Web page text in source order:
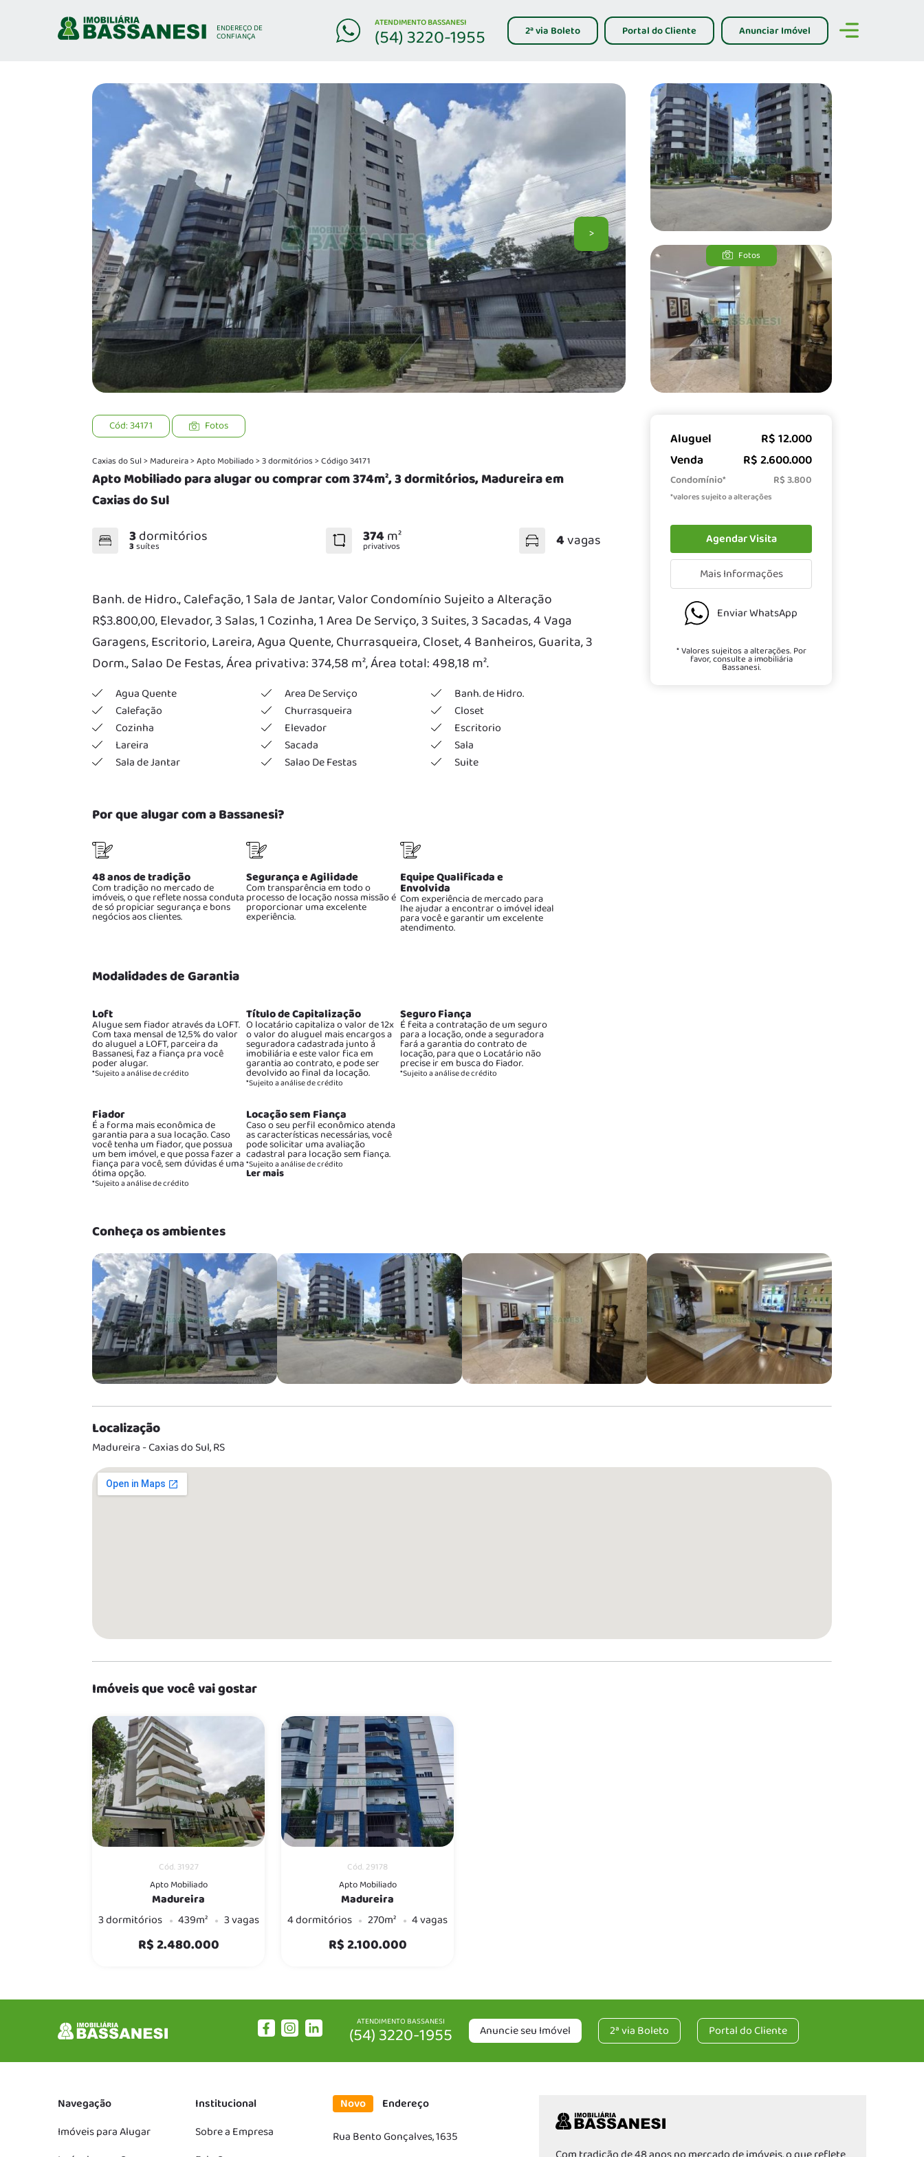
ENDEREÇO DE
CONFIANÇA
ATENDIMENTO BASSANESI
(54) 3220-1955 2ª via Boleto Portal do Cliente Anunciar Imóvel
>
Fotos
Cód: 34171 Fotos
Caxias do Sul>Madureira>Apto Mobiliado>3 dormitórios>Código 34171
Apto Mobiliado para alugar ou comprar com 374m², 3 dormitórios, Madureira em
Caxias do Sul
3dormitórios
3suítes 374m²
privativos 4vagas
Banh. de Hidro., Calefação, 1 Sala de Jantar, Valor Condomínio Sujeito a Alteração
R$3.800,00, Elevador, 3 Salas, 1 Cozinha, 1 Area De Serviço, 3 Suites, 3 Sacadas, 4 Vaga
Garagens, Escritorio, Lareira, Agua Quente, Churrasqueira, Closet, 4 Banheiros, Guarita, 3
Dorm., Salao De Festas, Área privativa: 374,58 m², Área total: 498,18 m².
Agua Quente Area De Serviço
Banh. de Hidro.
Calefação
Churrasqueira
Closet
Cozinha
Elevador
Escritorio
Lareira
Sacada
Sala
Sala de Jantar
Salao De Festas Suite
Por que alugar com a Bassanesi?
48 anos de tradição
Com tradição no mercado de
imóveis, o que reflete nossa conduta
de só propiciar segurança e bons
negócios aos clientes.
Segurança e Agilidade
Com transparência em todo o
processo de locação nossa missão é
proporcionar uma excelente
experiência.
Equipe Qualificada e
Envolvida
Com experiência de mercado para
lhe ajudar a encontrar o imóvel ideal
para você e garantir um excelente
atendimento.
Modalidades de Garantia
Loft
Alugue sem fiador através da LOFT.
Com taxa mensal de 12,5% do valor
do aluguel a LOFT, parceira da
Bassanesi, faz a fiança pra você
poder alugar.
*Sujeito a análise de crédito
Título de Capitalização
O locatário capitaliza o valor de 12x
o valor do aluguel mais encargos a
seguradora cadastrada junto á
imobiliária e este valor fica em
garantia ao contrato, e pode ser
devolvido ao final da locação.
*Sujeito a análise de crédito
Seguro Fiança
É feita a contratação de um seguro
para a locação, onde a seguradora
fará a garantia do contrato de
locação, para que o Locatário não
precise ir em busca do Fiador.
*Sujeito a análise de crédito
Fiador
É a forma mais econômica de
garantia para a sua locação. Caso
você tenha um fiador, que possua
um bem imóvel, e que possa fazer a
fiança para você, sem dúvidas é uma
ótima opção.
*Sujeito a análise de crédito
Locação sem Fiança
Caso o seu perfil econômico atenda
as características necessárias, você
pode solicitar uma avaliação
cadastral para locação sem fiança.
*Sujeito a análise de crédito
Ler mais
Aluguel
R$ 12.000
Venda
R$ 2.600.000
Condomínio* R$ 3.800
*valores sujeito a alterações
Agendar Visita
Mais Informações
Enviar WhatsApp
* Valores sujeitos a alterações. Por
favor, consulte a imobiliária
Bassanesi.
Conheça os ambientes
Localização
Madureira - Caxias do Sul, RS
Imóveis que você vai gostar
Cód. 31927
Apto Mobiliado
Madureira
3 dormitórios
439m² 3 vagas
R$ 2.480.000
Cód. 29178
Apto Mobiliado
Madureira
4 dormitórios
270m² 4 vagas
R$ 2.100.000
ATENDIMENTO BASSANESI
(54) 3220-1955 Anuncie seu Imóvel 2ª via Boleto Portal do Cliente
Navegação
Imóveis para Alugar
Institucional
Sobre a Empresa
Novo
Endereço
Rua Bento Gonçalves, 1635